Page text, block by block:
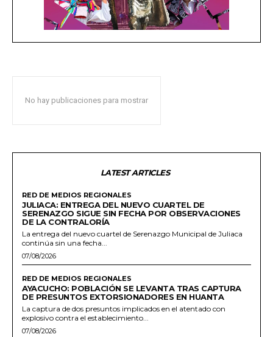
No hay publicaciones para mostrar
LATEST ARTICLES
RED DE MEDIOS REGIONALES
JULIACA: ENTREGA DEL NUEVO CUARTEL DE
SERENAZGO SIGUE SIN FECHA POR OBSERVACIONES
DE LA CONTRALORÍA
La entrega del nuevo cuartel de Serenazgo Municipal de Juliaca
continúa sin una fecha...
07/08/2026
RED DE MEDIOS REGIONALES
AYACUCHO: POBLACIÓN SE LEVANTA TRAS CAPTURA
DE PRESUNTOS EXTORSIONADORES EN HUANTA
La captura de dos presuntos implicados en el atentado con
explosivo contra el establecimiento...
07/08/2026